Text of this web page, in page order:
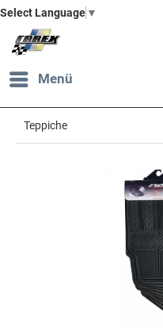
Select Language ▼
Menü
Teppiche